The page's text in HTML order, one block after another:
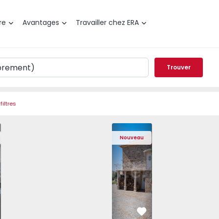
Avantages Travailler chez ERA
Trouver
de Gaia, Arcozelo - 1564635 - 11
T1 Vila Nova de Gaia, Arcozelo - 1564635 - 3
Appartement T1 Vila Nova de Gaia, Arcozelo - 1564635 - 4
Appartement T1 Vila Nova de Gaia, Arcozelo -
Appartement T1 Vila Nova de Gaia,
Appartement T1 Vila Nova
Appartement
Nouveau
Maison T4 Sabugal, Souto - 1575640 - 20
Maison T4 Sabugal, Souto -
Maison T4
Préféré